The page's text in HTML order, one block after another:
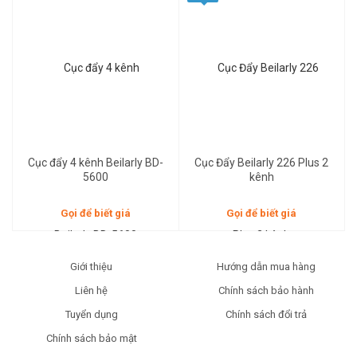
Cục đẩy 4 kênh Beilarly BD-
5600
Gọi để biết giá
Cục Đẩy Beilarly 226 Plus 2
kênh
Gọi để biết giá
Giới thiệu
Liên hệ
Tuyển dụng
Chính sách bảo mật
Hướng dẫn mua hàng
Chính sách bảo hành
Chính sách đổi trả